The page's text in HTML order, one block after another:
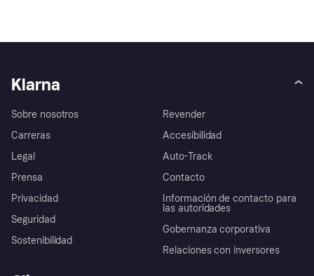
Klarna
Sobre nosotros
Carreras
Legal
Prensa
Privacidad
Seguridad
Sostenibilidad
Revender
Accesibilidad
Auto-Track
Contacto
Información de contacto para
las autoridades
Gobernanza corporativa
Relaciones con inversores